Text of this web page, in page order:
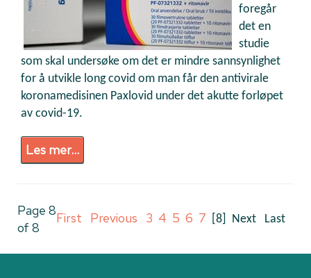
foregår
det en
studie
som skal undersøke om det er mindre sannsynlighet
for å utvikle long covid om man får den antivirale
koronamedisinen Paxlovid under det akutte forløpet
av covid-19.
Les mer...
Page 8
of 8
First Previous 3 4 5 6 7 [8] Next Last